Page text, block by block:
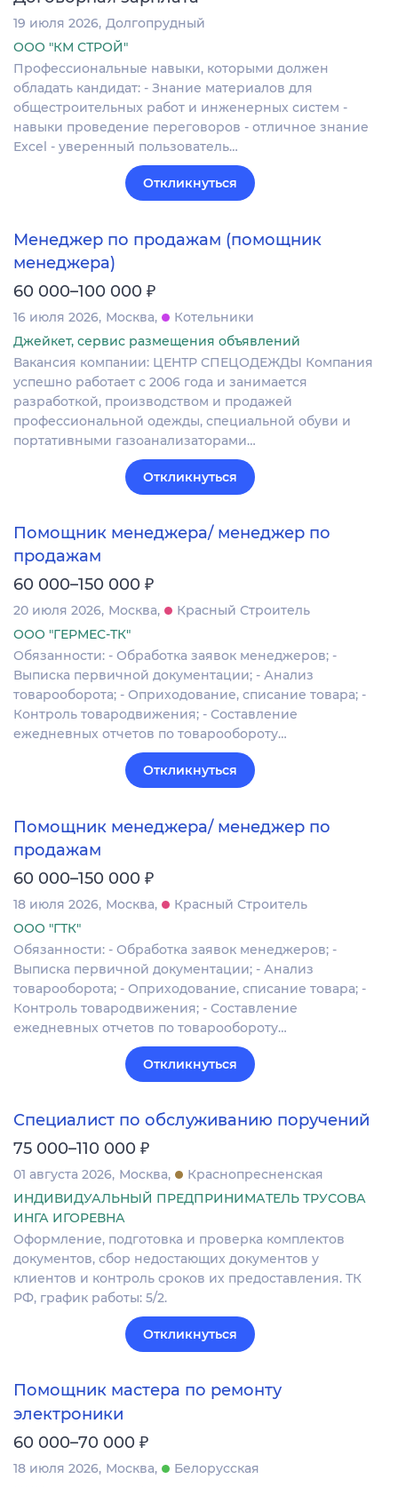
19 июля 2026 Долгопрудный
ООО "КМ СТРОЙ"
Профессиональные навыки, которыми должен
обладать кандидат: - Знание материалов для
общестроительных работ и инженерных систем -
навыки проведение переговоров - отличное знание
Excel - уверенный пользователь…
Откликнуться
Менеджер по продажам (помощник
менеджера)
60 000–100 000 ₽
16 июля 2026 Москва
Котельники
Джейкет, сервис размещения объявлений
Вакансия компании: ЦЕНТР СПЕЦОДЕЖДЫ Компания
успешно работает с 2006 года и занимается
разработкой, производством и продажей
профессиональной одежды, специальной обуви и
портативными газоанализаторами…
Откликнуться
Помощник менеджера/ менеджер по
продажам
60 000–150 000 ₽
20 июля 2026 Москва
Красный Строитель
ООО "ГЕРМЕС-ТК"
Обязанности: - Обработка заявок менеджеров; -
Выписка первичной документации; - Анализ
товарооборота; - Оприходование, списание товара; -
Контроль товародвижения; - Составление
ежедневных отчетов по товарообороту…
Откликнуться
Помощник менеджера/ менеджер по
продажам
60 000–150 000 ₽
18 июля 2026 Москва
Красный Строитель
ООО "ГТК"
Обязанности: - Обработка заявок менеджеров; -
Выписка первичной документации; - Анализ
товарооборота; - Оприходование, списание товара; -
Контроль товародвижения; - Составление
ежедневных отчетов по товарообороту…
Откликнуться
Специалист по обслуживанию поручений
75 000–110 000 ₽
01 августа 2026 Москва
Краснопресненская
ИНДИВИДУАЛЬНЫЙ ПРЕДПРИНИМАТЕЛЬ ТРУСОВА
ИНГА ИГОРЕВНА
Оформление, подготовка и проверка комплектов
документов, сбор недостающих документов у
клиентов и контроль сроков их предоставления. ТК
РФ, график работы: 5/2.
Откликнуться
Помощник мастера по ремонту
электроники
60 000–70 000 ₽
18 июля 2026 Москва
Белорусская